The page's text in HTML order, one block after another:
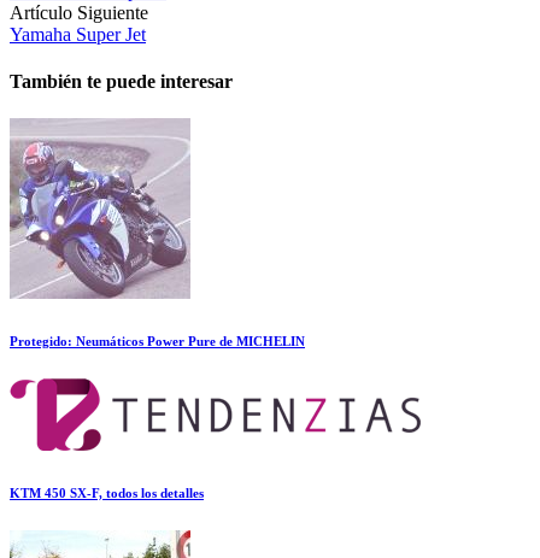
Artículo Siguiente
Yamaha Super Jet
También te puede interesar
Protegido: Neumáticos Power Pure de MICHELIN
KTM 450 SX-F, todos los detalles